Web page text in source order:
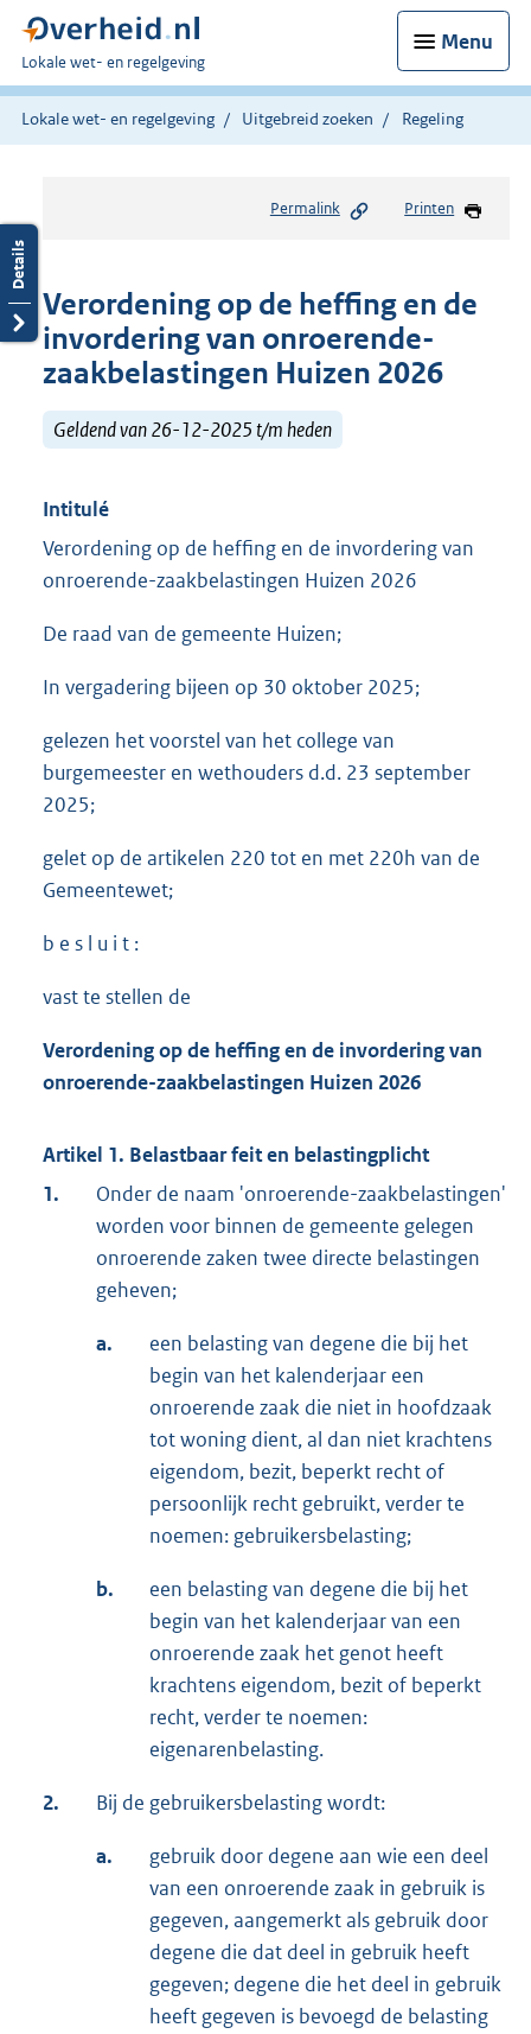
Menu
U
bent
hier:
Lokale wet- en regelgeving
Lokale wet- en regelgeving Uitgebreid zoeken Regeling
Permalink Printen
Verordening op de heffing en de
invordering van onroerende-
zaakbelastingen Huizen 2026
Geldend van 26-12-2025 t/m heden
Intitulé
Verordening op de heffing en de invordering van
onroerende-zaakbelastingen Huizen 2026
De raad van de gemeente Huizen;
In vergadering bijeen op 30 oktober 2025;
gelezen het voorstel van het college van
burgemeester en wethouders d.d. 23 september
2025;
gelet op de artikelen 220 tot en met 220h van de
Gemeentewet;
b e s l u i t :
vast te stellen de
Verordening op de heffing en de invordering van
onroerende-zaakbelastingen Huizen 2026
Artikel 1. Belastbaar feit en belastingplicht
1.
Onder de naam 'onroerende-zaakbelastingen'
worden voor binnen de gemeente gelegen
onroerende zaken twee directe belastingen
geheven;
a.
een belasting van degene die bij het
begin van het kalenderjaar een
onroerende zaak die niet in hoofdzaak
tot woning dient, al dan niet krachtens
eigendom, bezit, beperkt recht of
persoonlijk recht gebruikt, verder te
noemen: gebruikersbelasting;
b.
een belasting van degene die bij het
begin van het kalenderjaar van een
onroerende zaak het genot heeft
krachtens eigendom, bezit of beperkt
recht, verder te noemen:
eigenarenbelasting.
2. Bij de gebruikersbelasting wordt:
a.
gebruik door degene aan wie een deel
van een onroerende zaak in gebruik is
gegeven, aangemerkt als gebruik door
degene die dat deel in gebruik heeft
gegeven; degene die het deel in gebruik
heeft gegeven is bevoegd de belasting